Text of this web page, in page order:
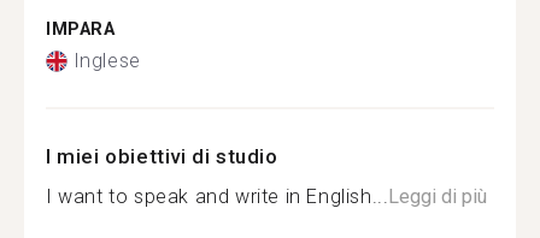
IMPARA
Inglese
I miei obiettivi di studio
I want to speak and write in English...Leggi di più